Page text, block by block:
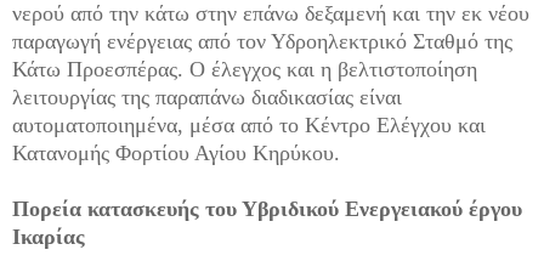
νερού από την κάτω στην επάνω δεξαμενή και την εκ νέου
παραγωγή ενέργειας από τον Υδροηλεκτρικό Σταθμό της
Κάτω Προεσπέρας. Ο έλεγχος και η βελτιστοποίηση
λειτουργίας της παραπάνω διαδικασίας είναι
αυτοματοποιημένα, μέσα από το Κέντρο Ελέγχου και
Κατανομής Φορτίου Αγίου Κηρύκου.
Πορεία κατασκευής του Υβριδικού Ενεργειακού έργου
Ικαρίας